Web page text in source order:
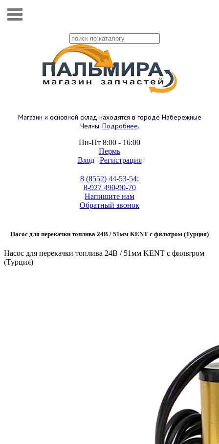
Магазин и основной склад находятся в городе Набережные
Челны. Подробнее.
Пн-Пт 8:00 - 16:00
Пермь
Вход| Регистрация
8 (8552) 44-53-54;
8-927 490-90-70
Напишите нам
Обратный звонок
Насос для перекачки топлива 24В / 51мм KENT с фильтром (Турция)
Насос для перекачки топлива 24В / 51мм KENT с фильтром
(Турция)